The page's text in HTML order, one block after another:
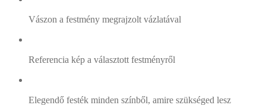
Vászon a festmény megrajzolt vázlatával
Referencia kép a választott festményről
Elegendő festék minden színből, amire szükséged lesz